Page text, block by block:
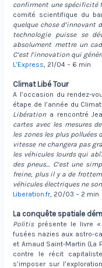
confirment une spécificité
comité scientifique du
quelque chose d’innovant
technologie puisse se
absolument mettre un
C’est l’innovation qui
L’Express, 21/04 – 6 min
Climat Libé Tour
A l’occasion du rendez-
étape de l’année du
Libérationa rencontré
cartes avec les mesures
les zones les plus polluées
vitesse ne changera pas
les véhicules lourds qui
des pneus… C’est une
freine, plus il y a de
véhicules électriques ne
Liberation.fr, 20/03 – 2 min
La conquête spatiale
Politisprésente le livre «
fusées nazies aux astro-
et Arnaud Saint-Martin (La
contre le récit
s’imposer sur